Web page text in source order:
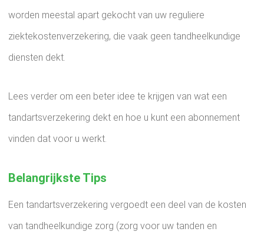
worden meestal apart gekocht van uw reguliere
ziektekostenverzekering, die vaak geen tandheelkundige
diensten dekt.
Lees verder om een ​​beter idee te krijgen van wat een
tandartsverzekering dekt en hoe u kunt een abonnement
vinden dat voor u werkt.
Belangrijkste Tips
Een tandartsverzekering vergoedt een deel van de kosten
van tandheelkundige zorg (zorg voor uw tanden en